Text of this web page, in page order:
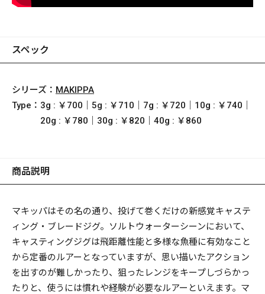
スペック
シリーズ： MAKIPPA
Type： 3g : ￥700｜5g : ￥710｜7g : ￥720｜10g : ￥740｜
20g : ￥780｜30g : ￥820｜40g : ￥860
商品説明
マキッパはその名の通り、投げて巻くだけの新感覚キャステ
ィング・ブレードジグ。ソルトウォーターシーンにおいて、
キャスティングジグは飛距離性能と多様な魚種に有効なこと
から定番のルアーとなっていますが、思い描いたアクション
を出すのが難しかったり、狙ったレンジをキープしづらかっ
たりと、使うには慣れや経験が必要なルアーといえます。マ